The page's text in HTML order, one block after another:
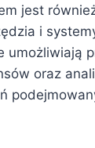
jest
i
umożliwiają
oraz